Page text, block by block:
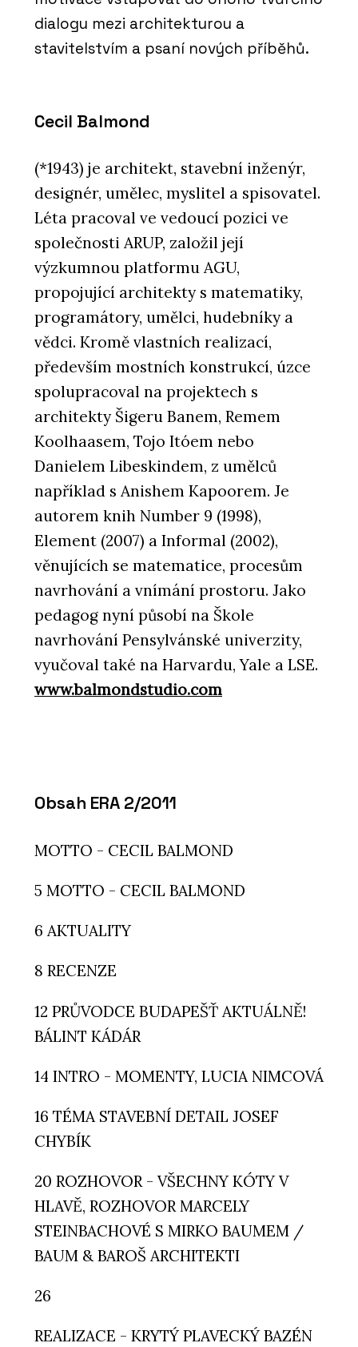
dialogu mezi architekturou a
stavitelstvím a psaní nových příběhů.
Cecil Balmond
(*1943) je architekt, stavební inženýr,
designér, umělec, myslitel a spisovatel.
Léta pracoval ve vedoucí pozici ve
společnosti ARUP, založil její
výzkumnou platformu AGU,
propojující architekty s matematiky,
programátory, umělci, hudebníky a
vědci. Kromě vlastních realizací,
především mostních konstrukcí, úzce
spolupracoval na projektech s
architekty Šigeru Banem, Remem
Koolhaasem, Tojo Itóem nebo
Danielem Libeskindem, z umělců
například s Anishem Kapoorem. Je
autorem knih Number 9 (1998),
Element (2007) a Informal (2002),
věnujících se matematice, procesům
navrhování a vnímání prostoru. Jako
pedagog nyní působí na Škole
navrhování Pensylvánské univerzity,
vyučoval také na Harvardu, Yale a LSE.
www.balmondstudio.com
Obsah ERA 2/2011
MOTTO - CECIL BALMOND
5 MOTTO - CECIL BALMOND
6 AKTUALITY
8 RECENZE
12 PRŮVODCE BUDAPEŠŤ AKTUÁLNĚ!
BÁLINT KÁDÁR
14 INTRO - MOMENTY, LUCIA NIMCOVÁ
16 TÉMA STAVEBNÍ DETAIL JOSEF
CHYBÍK
20 ROZHOVOR - VŠECHNY KÓTY V
HLAVĚ, ROZHOVOR MARCELY
STEINBACHOVÉ S MIRKO BAUMEM /
BAUM & BAROŠ ARCHITEKTI
26
REALIZACE - KRYTÝ PLAVECKÝ BAZÉN